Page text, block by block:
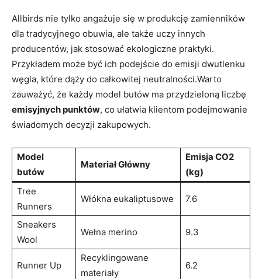
Allbirds nie tylko angażuje się w produkcję zamienników
dla tradycyjnego obuwia, ale także uczy innych
producentów, jak stosować ekologiczne praktyki.
Przykładem może być ich podejście do emisji dwutlenku
węgla, które dąży do całkowitej neutralności.Warto
zauważyć, że każdy model butów ma przydzieloną liczbę
emisyjnych punktów, co ułatwia klientom podejmowanie
świadomych decyzji zakupowych.
Model
butów
Materiał Główny
Emisja CO2
(kg)
Tree
Runners
Włókna eukaliptusowe 7.6
Sneakers
Wool
Wełna merino 9.3
Runner Up
Recyklingowane
materiały
6.2